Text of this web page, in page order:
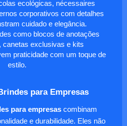
ecológicas, nécessaires
corporativos com detalhes
cuidado e elegância.
como blocos de anotações
canetas exclusivas e kits
praticidade com um toque de
estilo.
para Empresas
para empresas combinam
e durabilidade. Eles não